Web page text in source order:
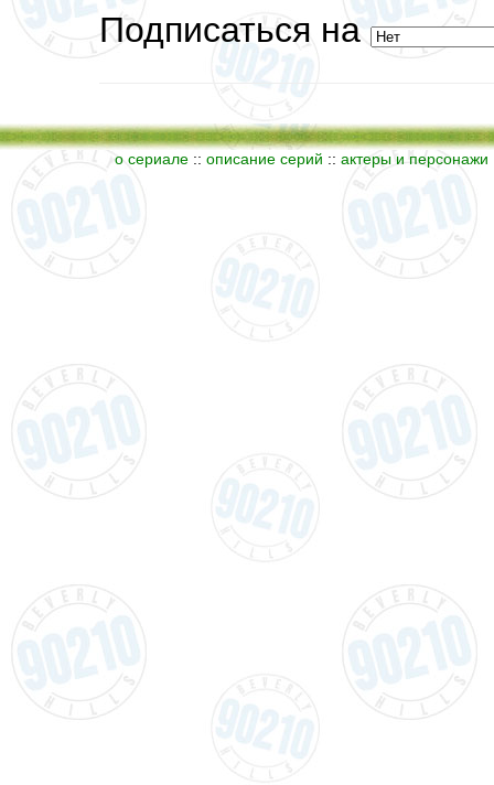
Подписаться на
о сериале:: описание серий :: актеры и персонажи